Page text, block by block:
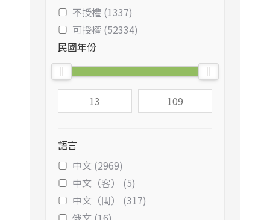
不授權 (1337)
可授權 (52334)
民國年份
語言
中文 (2969)
中文（客） (5)
中文（閩） (317)